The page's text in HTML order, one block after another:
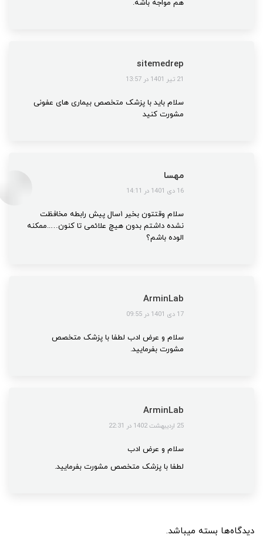
هم مواجه باشه.
sitemedrep
گفت:
21 تیر 1401 در 13:57
سلام باید با پزشک متخصص بیماری های عفونی
مشورت کنید
مهسا
گفت:
16 دی 1401 در 14:11
سلام وقتتون بخیر ۱سال پیش رابطه مخافظت
نشده داشتم بدون هیچ علائمی تا کنون…..ممکنه
الوده باشم؟
ArminLab
گفت:
17 دی 1401 در 09:55
سلام و عرض ادب لطفا با پزشک متخصص
مشورت بفرمایید.
ArminLab
گفت:
25 اردیبهشت 1402 در 22:31
سلام و عرض ادب
لطفا با پزشک متخصص مشورت بفرمایید.
دیدگاه‌ها بسته میباشد.